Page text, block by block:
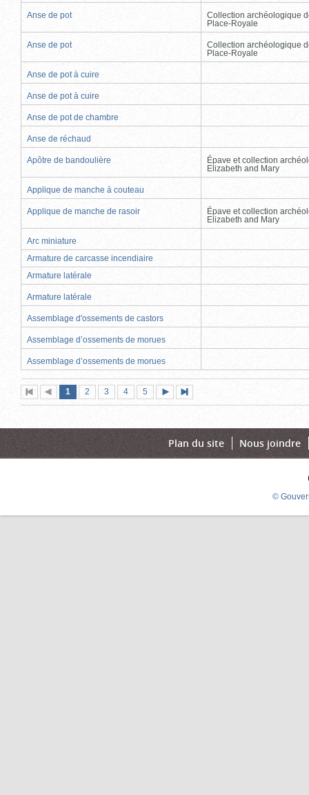
Anse de pot
Collection archéologique
Place-Royale
Anse de pot
Collection archéologique
Place-Royale
Anse de pot à cuire
Anse de pot à cuire
Anse de pot de chambre
Anse de réchaud
Apôtre de bandoulière
Épave et collection
Elizabeth and Mary
Applique de manche à couteau
Applique de manche de rasoir
Épave et collection
Elizabeth and Mary
Arc miniature
Armature de carcasse incendiaire
Armature latérale
Armature latérale
Assemblage d'ossements de castors
Assemblage d’ossements de morues
Assemblage d’ossements de morues
Première
page
Page
précédente
Page
1 (page
actuelle)
Page
2 Page
3 Page
4 Page
5
suivante
page
Plan du site Nous joindre
©